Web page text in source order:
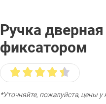
Ручка
фиксатором
*Уточняйте, пожалуйста, цены